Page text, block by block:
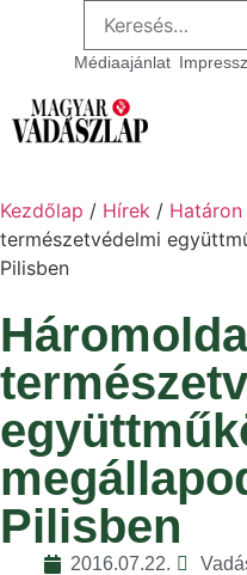
Médiaajánlat
Kezdőlap / Hírek / Határon
természetvédelmi
Pilisben
Pilisben
2016.07.22.